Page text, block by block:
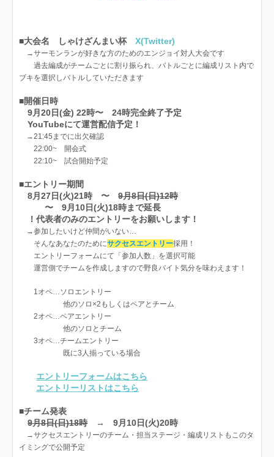
■大会名 しゃけざんまい杯 X(Twitter)
→サーモンランが好きな方のためのエンジョイ対人大会です
過去編成がチームごとに割り振られ、バトルごとに編成リスト内で
ブキを選択しバトルしていただきます
■開催日時
9月20日(金) 22時〜 24時完全終了予定
YouTubeにて運営配信予定！
→21:45までに出欠確認
22:00~ 開会式
22:10~ 試合開始予定
■エントリー期間
8月27日(火)21時 〜 9月8日(日)12時
〜 9月10日(火)18時まで延長
！代表者のみのエントリーをお願いします！
→参加したいけど仲間がいない…
そんなあなたのためにサクセスエントリー採用！
エントリーフォームにて「参加人数」を選択可能
運営側でチームを作成しますので野良バイト気分を味わえます！
1オペ…ソロエントリー
他のソロ×2もしくはペアとチーム
2オペ…ペアエントリー
他のソロとチーム
3オペ…チームエントリー
既に3人揃っている場合
エントリーフォームはこちら
エントリーリストはこちら
■チーム発表
9月8日(日)18時 → 9月10日(火)20時
→サクセスエントリーのチーム・担当ステージ・編成リストもこのタ
イミングで公開予定